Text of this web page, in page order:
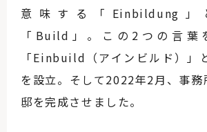
意味する「Einbildung」
「Build」。この2つの言葉
「Einbuild（アインビルド）」
を設立。そして2022年2月、事務
邸を完成させました。